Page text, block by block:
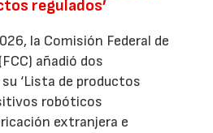
regulados’
la Comisión Federal de
añadió dos
‘Lista de productos
robóticos
extranjera e